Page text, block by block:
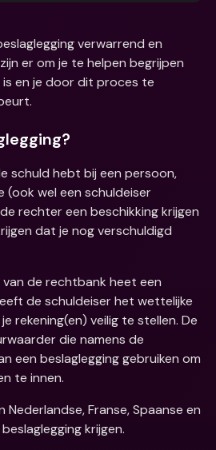
verwarrend en
er om je te helpen begrijpen
en je door dit proces te
schuld hebt bij een persoon,
(ook wel een schuldeiser
rechter een beschikking krijgen
dat je nog verschuldigd
de schuldeiser het wettelijke
rekening(en) veilig te stellen. De
die namens de
een beslaglegging gebruiken om
te innen.
Franse, Spaanse en
krijgen.